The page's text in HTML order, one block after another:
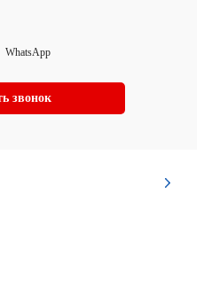
WhatsApp
звонок